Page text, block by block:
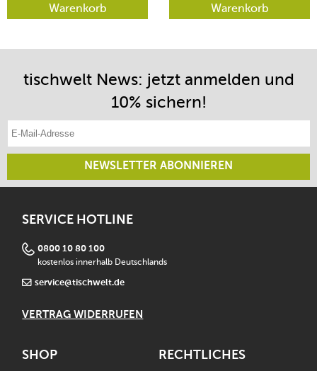
Warenkorb Warenkorb
tischwelt News: jetzt anmelden und
10% sichern!
NEWSLETTER ABONNIEREN
SERVICE HOTLINE
0800 10 80 100
kostenlos innerhalb Deutschlands
service@tischwelt.de
VERTRAG WIDERRUFEN
SHOP RECHTLICHES